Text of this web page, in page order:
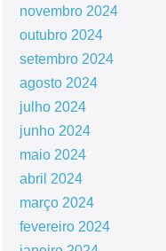
novembro 2024
outubro 2024
setembro 2024
agosto 2024
julho 2024
junho 2024
maio 2024
abril 2024
março 2024
fevereiro 2024